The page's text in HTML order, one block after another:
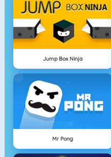
Jump Box Ninja
Mr Pong